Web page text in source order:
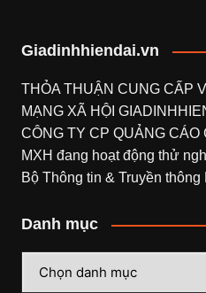
Giadinhhiendai.vn
THỎA THUẬN CUNG CẤP
MẠNG XÃ HỘI
CÔNG TY CP QUẢNG CÁO
MXH đang hoạt động thử
Bộ Thông tin & Truyền
Danh mục
mục